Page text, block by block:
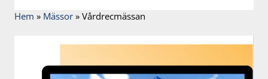
Hem » Mässor » Vårdrecmässan